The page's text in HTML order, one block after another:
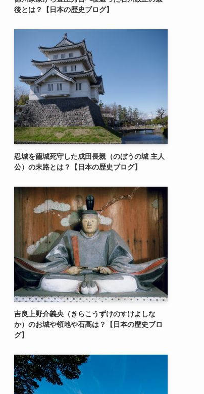
後とは？【日本の歴史ブログ】
忍城を籠城死守した成田長親（のぼうの城 主人
公）の末路とは？【日本の歴史ブログ】
吉良上野介義央（きらこうずけのすけよしな
か）のお城や領地や石高は？【日本の歴史ブロ
グ】